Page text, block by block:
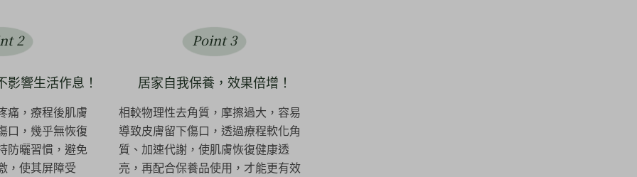
2
響生活作息！
痛，療程後肌膚
口，幾乎無恢復
防曬習慣，避免
，使其屏障受
Point 3
居家自我保養，效果倍增！
相較物理性去角質，摩擦過大，容易
導致皮膚留下傷口，透過療程軟化角
質、加速代謝，使肌膚恢復健康透
亮，再配合保養品使用，才能更有效